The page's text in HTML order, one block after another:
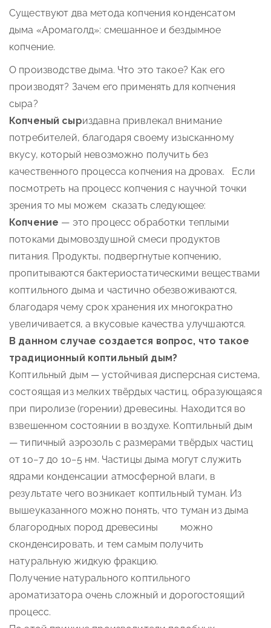
Существуют два метода копчения конденсатом
дыма «Аромаголд»: смешанное и бездымное
копчение.
О производстве дыма. Что это такое? Как его
производят? Зачем его применять для копчения
сыра?
Копченый сыриздавна привлекал внимание
потребителей, благодаря своему изысканному
вкусу, который невозможно получить без
качественного процесса копчения на дровах. Если
посмотреть на процесс копчения с научной точки
зрения то мы можем сказать следующее:
Копчение — это процесс обработки теплыми
потоками дымовоздушной смеси продуктов
питания. Продукты, подвергнутые копчению,
пропитываются бактериостатическими веществами
коптильного дыма и частично обезвоживаются,
благодаря чему срок хранения их многократно
увеличивается, а вкусовые качества улучшаются.
В данном случае создается вопрос, что такое
традиционный коптильный дым?
Коптильный дым — устойчивая дисперсная система,
состоящая из мелких твёрдых частиц, образующаяся
при пиролизе (горении) древесины. Находится во
взвешенном состоянии в воздухе. Коптильный дым
— типичный аэрозоль с размерами твёрдых частиц
от 10−7 до 10−5 нм. Частицы дыма могут служить
ядрами конденсации атмосферной влаги, в
результате чего возникает коптильный туман. Из
вышеуказанного можно понять, что туман из дыма
благородных пород древесины можно
сконденсировать, и тем самым получить
натуральную жидкую фракцию.
Получение натурального коптильного
ароматизатора очень сложный и дорогостоящий
процесс.